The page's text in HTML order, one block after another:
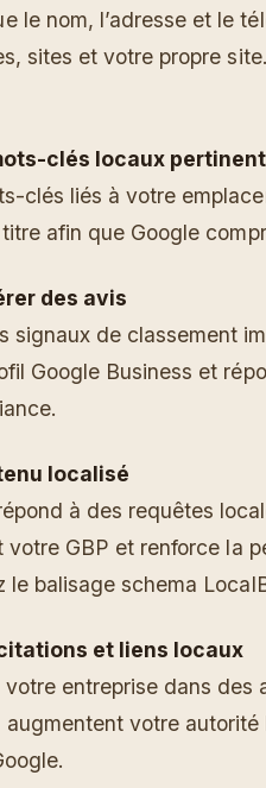
le nom, l’adresse et le
sites et votre propre
clés locaux
clés liés à votre
afin que Google
des avis
signaux de classement
Google Business et
localisé
à des requêtes
GBP et renforce la
le balisage schema
et liens locaux
votre entreprise dans
augmentent votre